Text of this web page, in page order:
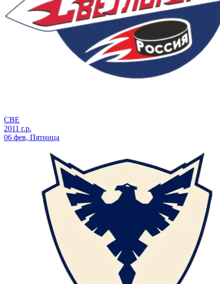
СВЕ
2011 г.р.
06 фев, Пятница